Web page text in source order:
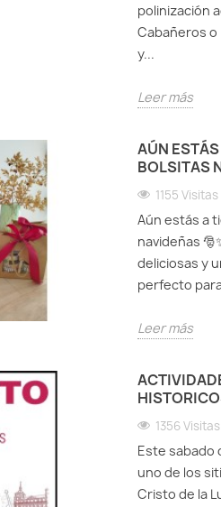
polinización
Cabañeros o
y...
Leer más
AÚN
BOLSITAS
1155 Visitas
Aún estás a
navideñas
deliciosas y
perfecto
Leer más
1356 Visitas
Este sabado
uno de los
Cristo de la